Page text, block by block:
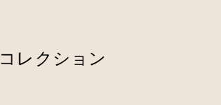
コレクション